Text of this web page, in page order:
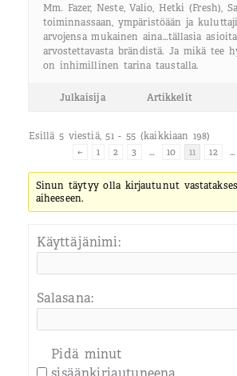
Mm. Fazer, Neste, Valio, Hetki (Fresh),
toiminnassaan, ympäristöään ja
arvojensa mukainen aina…tällasia
arvostettavasta brändistä. Ja mikä tee
on inhimillinen tarina taustalla.
Julkaisija Artikkelit
Esillä 5 viestiä, 51 - 55 (kaikkiaan 198)
←
1 2 3 … 10 11 12 …
Sinun täytyy olla kirjautunut
aiheeseen.
Käyttäjänimi:
Salasana:
Pidä minut